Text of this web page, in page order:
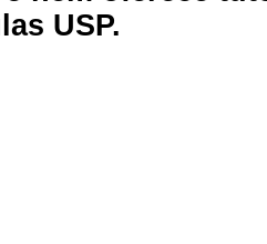
USP.